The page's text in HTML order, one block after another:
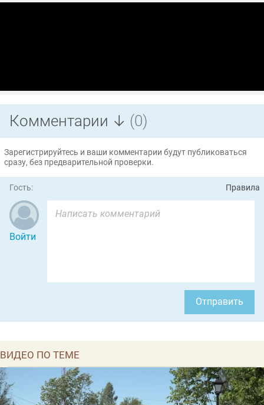
Комментарии ↓ (0)
Зарегистрируйтесь и ваши комментарии будут публиковаться
сразу, без предварительной проверки.
Гость: Правила
Войти
Отправить
ВИДЕО ПО ТЕМЕ